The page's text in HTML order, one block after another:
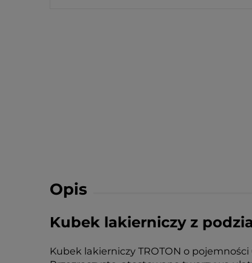
Opis
Kubek lakierniczy z
Kubek lakierniczy TROTON o